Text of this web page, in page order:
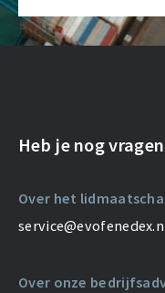
Heb je nog
Over het
Over onze